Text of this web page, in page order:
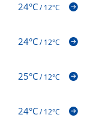
24°C/12°C
24°C/12°C
25°C/12°C
24°C/12°C